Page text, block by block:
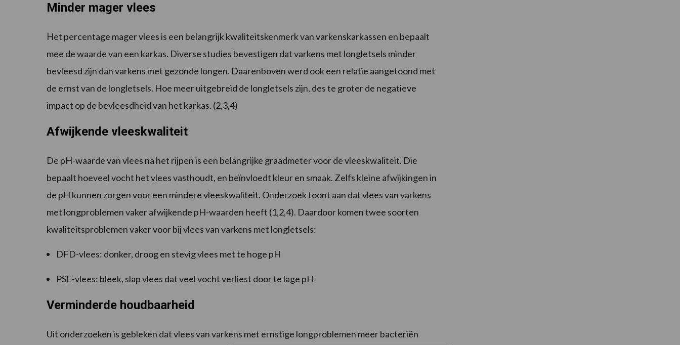
Minder mager vlees
Het percentage mager vlees is een belangrijk kwaliteitskenmerk van varkenskarkassen en bepaalt
mee de waarde van een karkas. Diverse studies bevestigen dat varkens met longletsels minder
bevleesd zijn dan varkens met gezonde longen. Daarenboven werd ook een relatie aangetoond met
de ernst van de longletsels. Hoe meer uitgebreid de longletsels zijn, des te groter de negatieve
impact op de bevleesdheid van het karkas. (2,3,4)
Afwijkende vleeskwaliteit
De pH-waarde van vlees na het rijpen is een belangrijke graadmeter voor de vleeskwaliteit. Die
bepaalt hoeveel vocht het vlees vasthoudt, en beïnvloedt kleur en smaak. Zelfs kleine afwijkingen in
de pH kunnen zorgen voor een mindere vleeskwaliteit. Onderzoek toont aan dat vlees van varkens
met longproblemen vaker afwijkende pH-waarden heeft (1,2,4). Daardoor komen twee soorten
kwaliteitsproblemen vaker voor bij vlees van varkens met longletsels:
DFD-vlees: donker, droog en stevig vlees met te hoge pH
PSE-vlees: bleek, slap vlees dat veel vocht verliest door te lage pH
Verminderde houdbaarheid
Uit onderzoeken is gebleken dat vlees van varkens met ernstige longproblemen meer bacteriën